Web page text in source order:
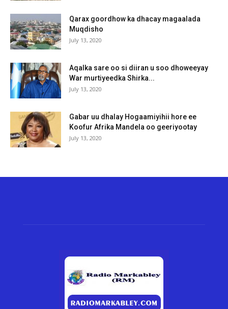
Qarax goordhow ka dhacay magaalada
Muqdisho
July 13, 2020
Aqalka sare oo si diiran u soo dhoweeyay
War murtiyeedka Shirka...
July 13, 2020
Gabar uu dhalay Hogaamiyihii hore ee
Koofur Afrika Mandela oo geeriyootay
July 13, 2020